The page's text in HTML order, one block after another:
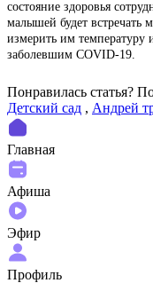
состояние здоровья
малышей будет встречать
измерить им температуру
заболевшим COVID-19.
Понравилась статья?
Детский сад , Андрей
Главная
Афиша
Эфир
Профиль